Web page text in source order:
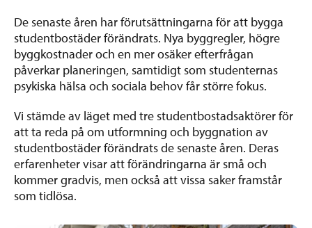
De senaste åren har förutsättningarna för att bygga
studentbostäder förändrats. Nya byggregler, högre
byggkostnader och en mer osäker efterfrågan
påverkar planeringen, samtidigt som studenternas
psykiska hälsa och sociala behov får större fokus.
Vi stämde av läget med tre studentbostadsaktörer för
att ta reda på om utformning och byggnation av
studentbostäder förändrats de senaste åren. Deras
erfarenheter visar att förändringarna är små och
kommer gradvis, men också att vissa saker framstår
som tidlösa.